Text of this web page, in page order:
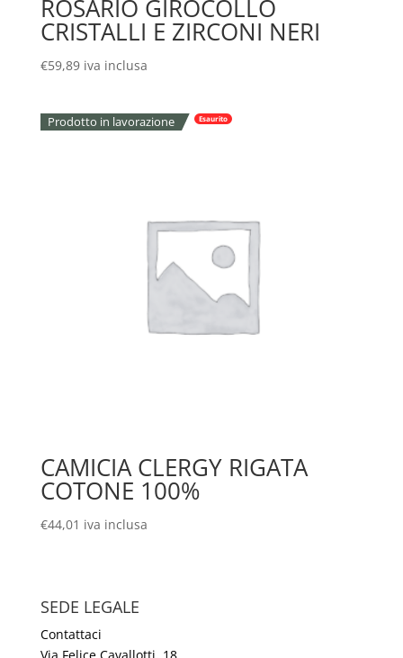
ROSARIO GIROCOLLO
CRISTALLI E ZIRCONI NERI
€59,89 iva inclusa
Prodotto in lavorazione Esaurito
CAMICIA CLERGY RIGATA
COTONE 100%
€44,01 iva inclusa
SEDE LEGALE
Contattaci